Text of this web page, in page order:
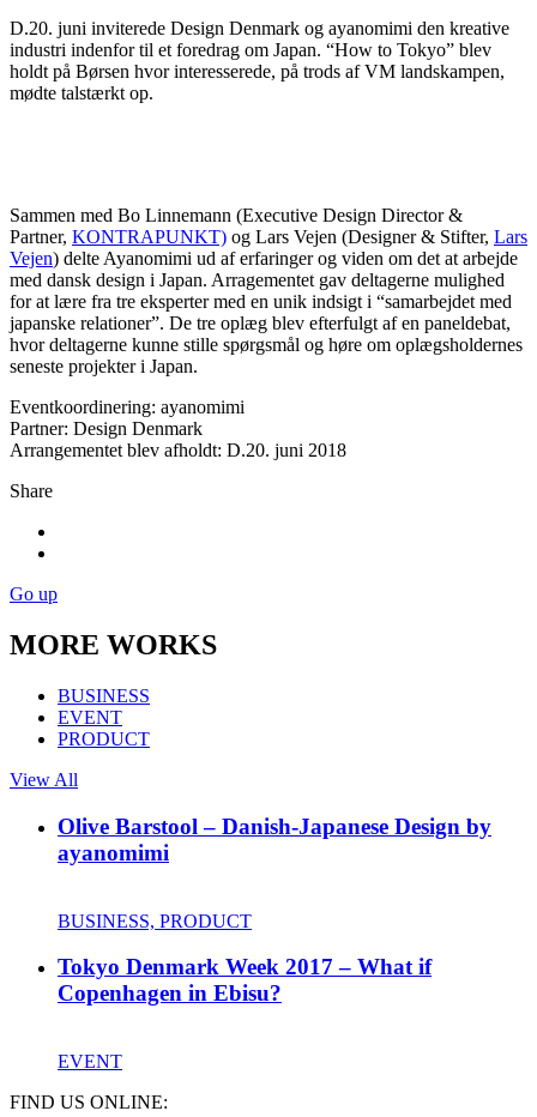
D.20. juni inviterede Design Denmark og ayanomimi den kreative
industri indenfor til et foredrag om Japan. “How to Tokyo” blev
holdt på Børsen hvor interesserede, på trods af VM landskampen,
mødte talstærkt op.
Sammen med Bo Linnemann (Executive Design Director &
Partner, KONTRAPUNKT) og Lars Vejen (Designer & Stifter, Lars
Vejen) delte Ayanomimi ud af erfaringer og viden om det at arbejde
med dansk design i Japan. Arragementet gav deltagerne mulighed
for at lære fra tre eksperter med en unik indsigt i “samarbejdet med
japanske relationer”. De tre oplæg blev efterfulgt af en paneldebat,
hvor deltagerne kunne stille spørgsmål og høre om oplægsholdernes
seneste projekter i Japan.
Eventkoordinering: ayanomimi
Partner: Design Denmark
Arrangementet blev afholdt: D.20. juni 2018
Share
Go up
MORE WORKS
BUSINESS
EVENT
PRODUCT
View All
Olive Barstool – Danish-Japanese Design by
ayanomimi
BUSINESS, PRODUCT
Tokyo Denmark Week 2017 – What if
Copenhagen in Ebisu?
EVENT
FIND US ONLINE: